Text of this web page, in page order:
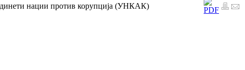
нации против корупција (УНКАК)